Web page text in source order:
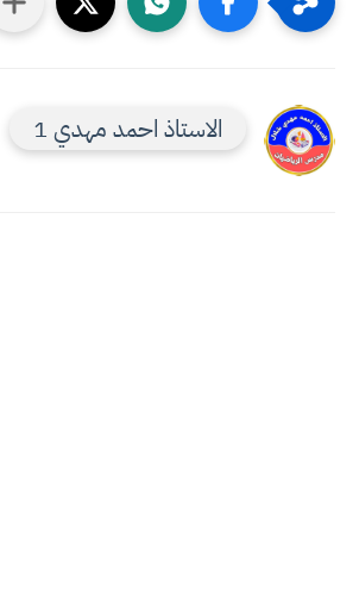
الاستاذ احمد مهدي 1